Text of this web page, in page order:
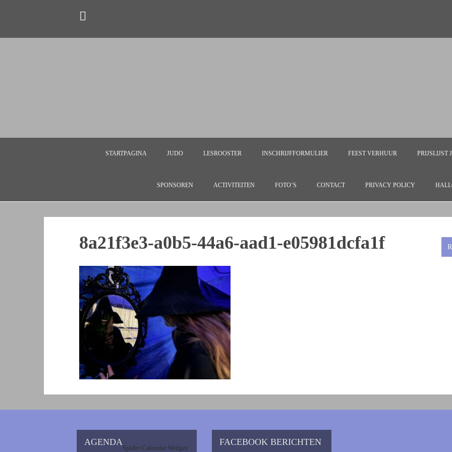
STARTPAGINA JUDO LESROOSTER INSCHRIJFFORMULIER FEEST VERHUUR PRIJSLIJST
SPONSOREN ACTIVITEITEN FOTO’S CONTACT PRIVACY POLICY
8a21f3e3-a0b5-44a6-aad1-e05981dcfa1f
AGENDA
Spider Calendar Widget
FACEBOOK BERICHTEN